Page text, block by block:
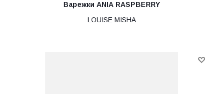
Варежки ANIA RASPBERRY
LOUISE MISHA